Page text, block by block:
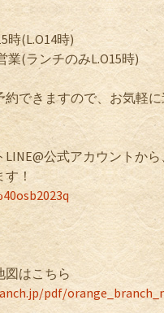
時(L.O14時)
業(ランチのみL.O15時)
できますので、お気軽に
公式アカウントか
！
図はこちら
pdf/